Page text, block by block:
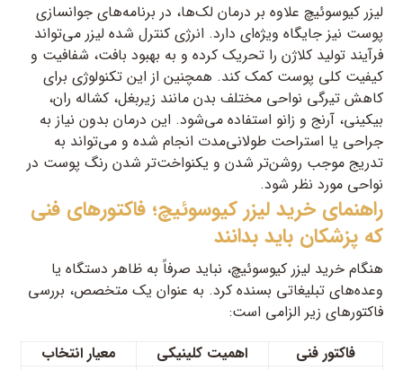
لیزر کیوسوئیچ علاوه بر درمان لک‌ها، در برنامه‌های جوانسازی
پوست نیز جایگاه ویژه‌ای دارد. انرژی کنترل شده لیزر می‌تواند
فرآیند تولید کلاژن را تحریک کرده و به بهبود بافت، شفافیت و
کیفیت کلی پوست کمک کند. همچنین از این تکنولوژی برای
کاهش تیرگی نواحی مختلف بدن مانند زیربغل، کشاله ران،
بیکینی، آرنج و زانو استفاده می‌شود. این درمان بدون نیاز به
جراحی یا استراحت طولانی‌مدت انجام شده و می‌تواند به
تدریج موجب روشن‌تر شدن و یکنواخت‌تر شدن رنگ پوست در
نواحی مورد نظر شود.
راهنمای خرید لیزر کیوسوئیچ؛ فاکتورهای فنی
که پزشکان باید بدانند
هنگام خرید لیزر کیوسوئیچ، نباید صرفاً به ظاهر دستگاه یا
وعده‌های تبلیغاتی بسنده کرد. به عنوان یک متخصص، بررسی
فاکتورهای زیر الزامی است:
فاکتور فنی
اهمیت کلینیکی
معیار انتخاب